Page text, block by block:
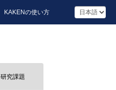
KAKENの使い方
研究課題